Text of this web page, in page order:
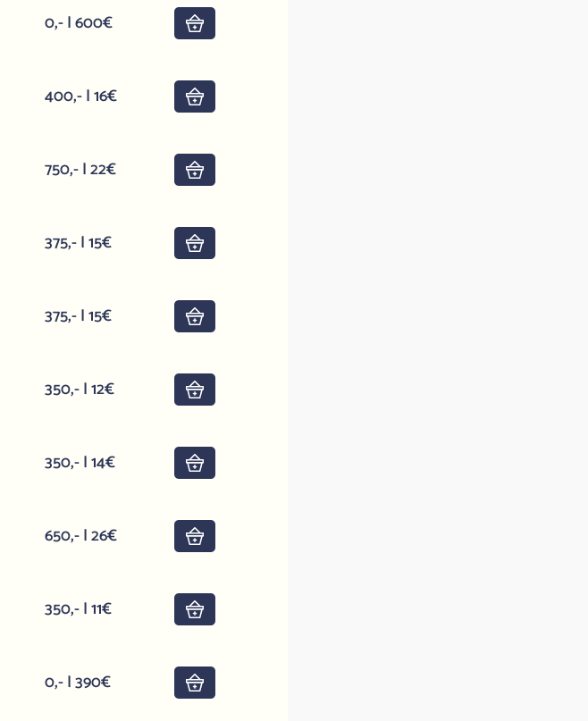
0,- | 600€
400,- | 16€
750,- | 22€
375,- | 15€
375,- | 15€
350,- | 12€
350,- | 14€
650,- | 26€
350,- | 11€
0,- | 390€